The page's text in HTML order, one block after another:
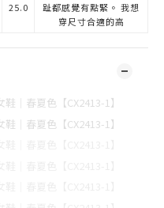
25.0
趾都感覺有點緊。 我想
穿尺寸合適的高